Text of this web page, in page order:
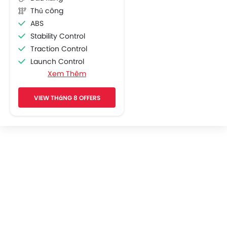
Thủ công
ABS
Stability Control
Traction Control
Launch Control
Engine Check Warning
Display Screen
Adjustable Headlights
Xem Thêm
VIEW THáNG 8 OFFERS